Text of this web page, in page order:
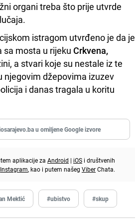
organi treba što prije utvrde
istragom utvrđeno je da je
sa mosta u rijeku Crkvena,
a stvari koje su nestale iz te
njegovim džepovima izuzev
i danas tragala u koritu
u omiljene Google izvore
aplikacije za Android | iOS i društvenih
Instagram, kao i putem našeg ViberChata.
Mektić #ubistvo #skup